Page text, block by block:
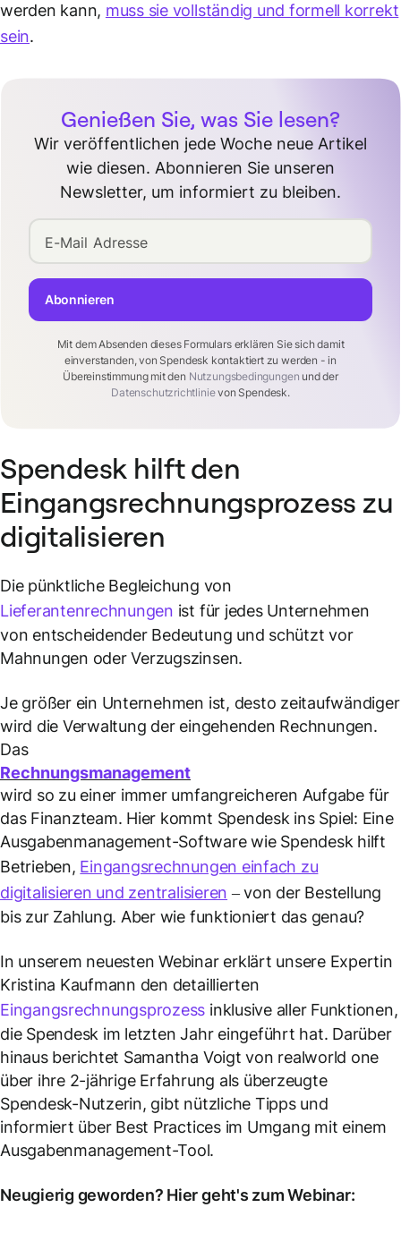
werden kann, muss sie vollständig und formell korrekt
sein.
Genießen Sie, was Sie lesen?
Wir veröffentlichen jede Woche neue Artikel
wie diesen. Abonnieren Sie unseren
Newsletter, um informiert zu bleiben.
E-Mail Adresse
Mit dem Absenden dieses Formulars erklären Sie sich damit
einverstanden, von Spendesk kontaktiert zu werden - in
Übereinstimmung mit den Nutzungsbedingungen und der
Datenschutzrichtlinievon Spendesk.
Abonnieren
Spendesk hilft den
Eingangsrechnungsprozess zu
digitalisieren
Die pünktliche Begleichung von
Lieferantenrechnungen ist für jedes Unternehmen
von entscheidender Bedeutung und schützt vor
Mahnungen oder Verzugszinsen.
Je größer ein Unternehmen ist, desto zeitaufwändiger
wird die Verwaltung der eingehenden Rechnungen.
Das
Rechnungsmanagement
wird so zu einer immer umfangreicheren Aufgabe für
das Finanzteam. Hier kommt Spendesk ins Spiel: Eine
Ausgabenmanagement-Software wie Spendesk hilft
Betrieben, Eingangsrechnungen einfach zu
digitalisieren und zentralisieren – von der Bestellung
bis zur Zahlung. Aber wie funktioniert das genau?
In unserem neuesten Webinar erklärt unsere Expertin
Kristina Kaufmann den detaillierten
Eingangsrechnungsprozess inklusive aller Funktionen,
die Spendesk im letzten Jahr eingeführt hat. Darüber
hinaus berichtet Samantha Voigt von realworld one
über ihre 2-jährige Erfahrung als überzeugte
Spendesk-Nutzerin, gibt nützliche Tipps und
informiert über Best Practices im Umgang mit einem
Ausgabenmanagement-Tool.
Neugierig geworden? Hier geht's zum Webinar: